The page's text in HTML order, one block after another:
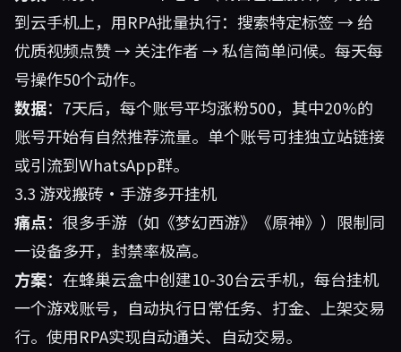
到云手机上，用RPA批量执行：搜索特定标签 → 给
优质视频点赞 → 关注作者 → 私信简单问候。每天每
号操作50个动作。
数据：7天后，每个账号平均涨粉500，其中20%的
账号开始有自然推荐流量。单个账号可挂独立站链接
或引流到WhatsApp群。
3.3 游戏搬砖·手游多开挂机
痛点：很多手游（如《梦幻西游》《原神》）限制同
一设备多开，封禁率极高。
方案：在蜂巢云盒中创建10-30台云手机，每台挂机
一个游戏账号，自动执行日常任务、打金、上架交易
行。使用RPA实现自动通关、自动交易。